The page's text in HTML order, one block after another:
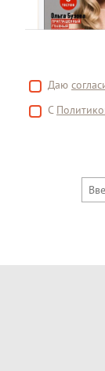
Даю
С